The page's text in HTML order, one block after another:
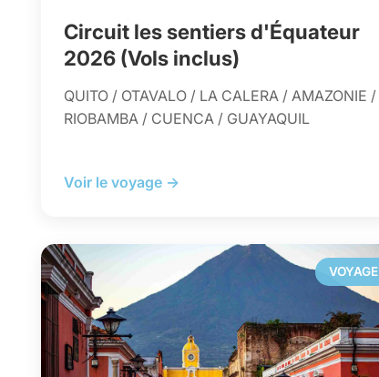
Circuit les sentiers d'Équateur
2026 (Vols inclus)
QUITO / OTAVALO / LA CALERA / AMAZONIE /
RIOBAMBA / CUENCA / GUAYAQUIL
Voir le voyage →
VOYAGE